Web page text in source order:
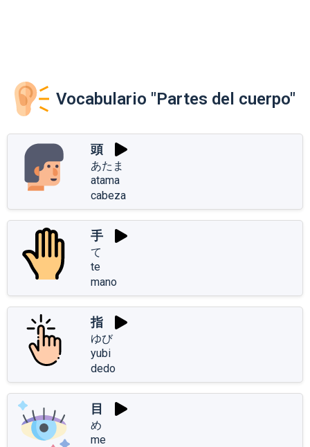
Vocabulario "Partes del cuerpo"
頭
あたま
atama
cabeza
手
て
te
mano
指
ゆび
yubi
dedo
目
め
me